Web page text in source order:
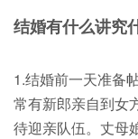
结婚有什么讲究
1.结婚前一天准备
常有新郎亲自到女
待迎亲队伍。丈母